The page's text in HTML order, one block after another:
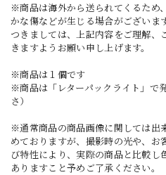
※商品は海外から送られてくるため
かな傷などが生じる場合がございます
つきましては、上記内容をご理解
きますようお願い申し上げます。
※商品は１個です
※商品は「レターパックライト」で
さ）
※通常商品の商品画像に関しては出
めておりますが、撮影時の光や、お
び特性により、実際の商品と比較
ありますこと予めご了承ください。